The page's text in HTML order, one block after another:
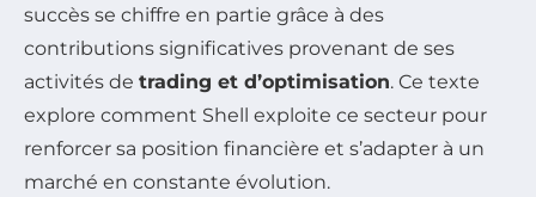
succès se chiffre en partie grâce à des
contributions significatives provenant de ses
activités de trading et d’optimisation. Ce texte
explore comment Shell exploite ce secteur pour
renforcer sa position financière et s’adapter à un
marché en constante évolution.